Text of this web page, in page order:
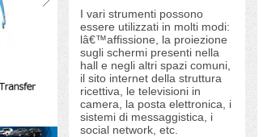
I vari strumenti possono
essere utilizzati in molti modi:
lâ€™affissione, la proiezione
sugli schermi presenti nella
hall e negli altri spazi comuni,
il sito internet della struttura
ricettiva, le televisioni in
camera, la posta elettronica, i
sistemi di messaggistica, i
social network, etc.